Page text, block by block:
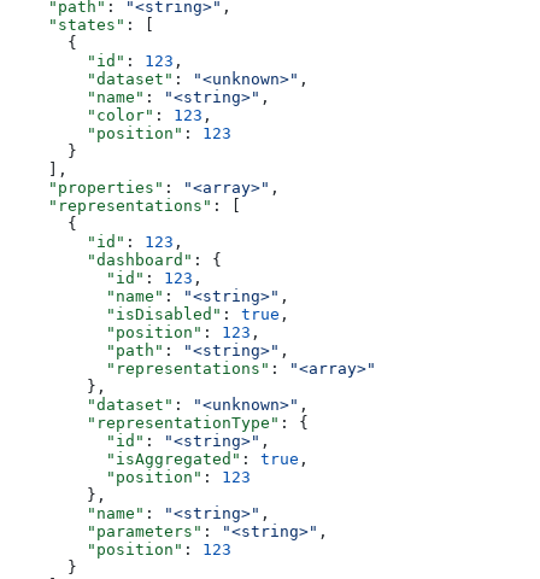
    "path"
: "<string>" ,
    "states"
: [
      {
        "id"
: 123 ,
        "dataset"
: "<unknown>" ,
        "name"
: "<string>" ,
        "color"
: 123 ,
        "position"
: 123
      }
    ],
    "properties"
: "<array>" ,
    "representations"
: [
      {
        "id"
: 123 ,
        "dashboard"
: {
          "id"
: 123 ,
          "name"
: "<string>" ,
          "isDisabled"
: true ,
          "position"
: 123 ,
          "path"
: "<string>" ,
          "representations"
:
"<array>"
        },
        "dataset"
: "<unknown>" ,
        "representationType"
: {
          "id"
: "<string>" ,
          "isAggregated"
: true ,
          "position"
: 123
        },
        "name"
: "<string>" ,
        "parameters"
: "<string>" ,
        "position"
: 123
      }